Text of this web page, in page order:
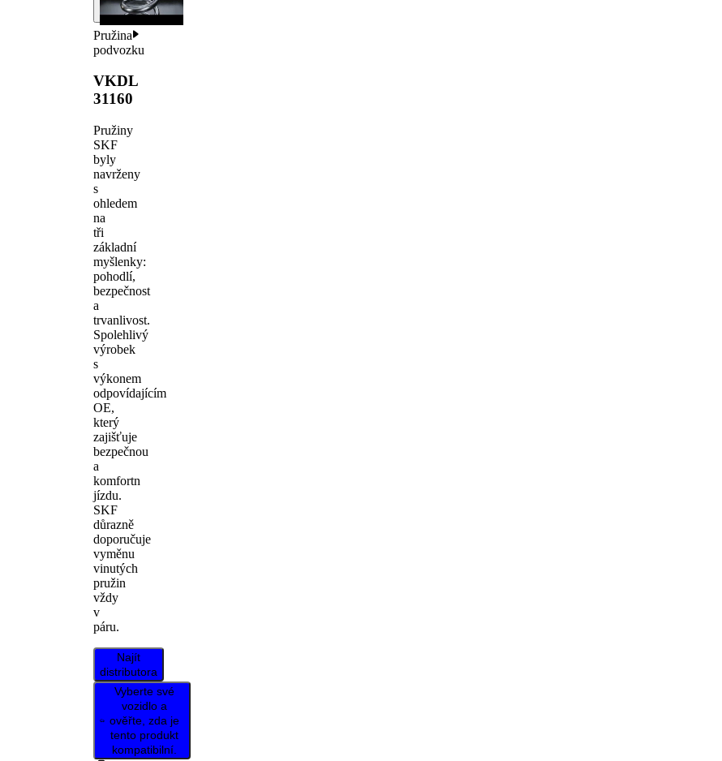
Pružina
podvozku
VKDL
31160
Pružiny
SKF
byly
navrženy
s
ohledem
na
tři
základní
myšlenky:
pohodlí,
bezpečnost
a
trvanlivost.
Spolehlivý
výrobek
s
výkonem
odpovídajícím
OE,
který
zajišťuje
bezpečnou
a
komfortn
jízdu.
SKF
důrazně
doporučuje
vyměnu
vinutých
pružin
vždy
v
páru.
Najít
distributora
Vyberte své
vozidlo a
ověřte, zda je
tento produkt
kompatibilní.